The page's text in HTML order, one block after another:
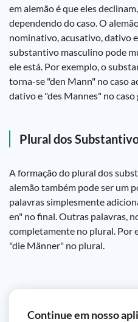
em alemão é que eles
dependendo do caso. O
nominativo, acusativo, dativo
substantivo masculino pode
ele está. Por exemplo, o
torna-se "den Mann" no caso
dativo e "des Mannes" no
Plural dos
A formação do plural dos
alemão também pode ser um
palavras simplesmente
en" no final. Outras palavras,
completamente no plural. Por
"die Männer" no plural.
Continue em nosso